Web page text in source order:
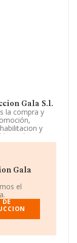
Gala S.l.
la compra y
y
urbanos e
venta o alq. La
No
de
Gala
Jorge Juan
Gala
el
DE